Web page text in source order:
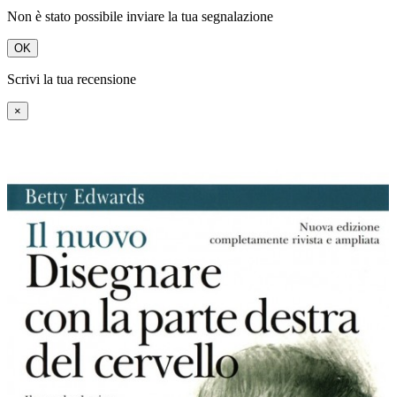
Non è stato possibile inviare la tua segnalazione
OK
Scrivi la tua recensione
×